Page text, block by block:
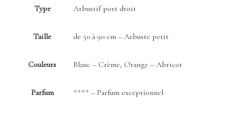
Type Arbustif port droit
Taille de 50 à 90 cm – Arbuste petit
Couleurs Blanc – Crème, Orange – Abricot
Parfum **** – Parfum exceptionnel